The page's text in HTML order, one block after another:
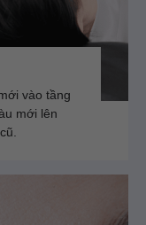
vào tầng
mới lên